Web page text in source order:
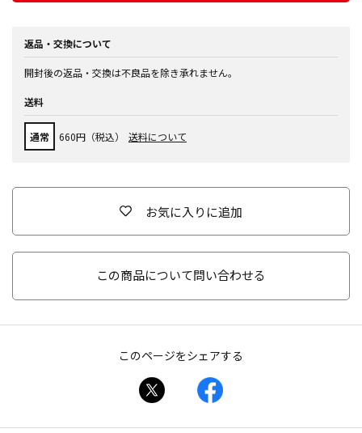
返品・交換について
開封後の返品・交換は不良品を除き承れません。
送料
通常 660円（税込） 送料について
お気に入りに追加
この商品について問い合わせる
このページをシェアする